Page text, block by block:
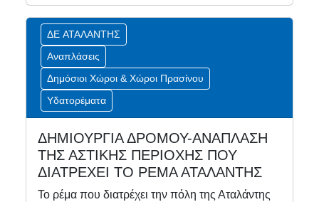
ΔΕ ΑΤΑΛΑΝΤΗΣ
Αναπλάσεις
Δημόσιοι Χώροι & Χώροι Πρασίνου
Υδατορέματα
ΔΗΜΙΟΥΡΓΙΑ ΔΡΟΜΟΥ-ΑΝΑΠΛΑΣΗ
ΤΗΣ ΑΣΤΙΚΗΣ ΠΕΡΙΟΧΗΣ ΠΟΥ
ΔΙΑΤΡΕΧΕΙ ΤΟ ΡΕΜΑ ΑΤΑΛΑΝΤΗΣ
Το ρέμα που διατρέχει την πόλη της Αταλάντης